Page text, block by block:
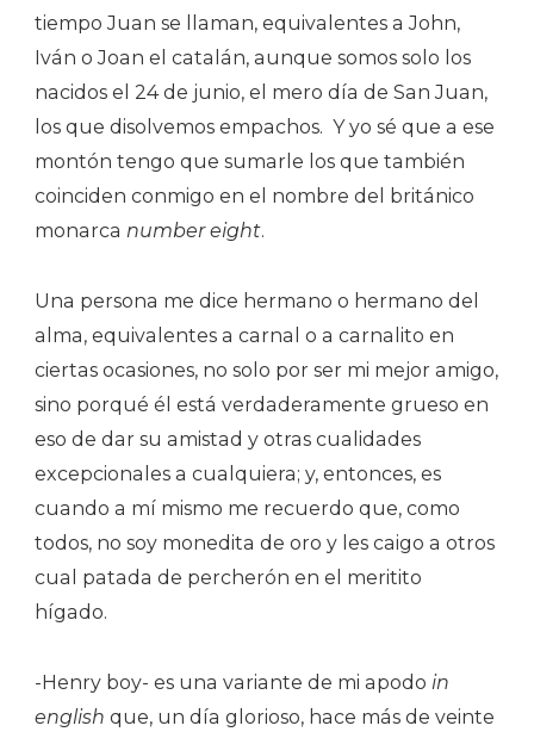
tiempo Juan se llaman, equivalentes a John,
Iván o Joan el catalán, aunque somos solo los
nacidos el 24 de junio, el mero día de San Juan,
los que disolvemos empachos. Y yo sé que a ese
montón tengo que sumarle los que también
coinciden conmigo en el nombre del británico
monarca number eight.
Una persona me dice hermano o hermano del
alma, equivalentes a carnal o a carnalito en
ciertas ocasiones, no solo por ser mi mejor amigo,
sino porqué él está verdaderamente grueso en
eso de dar su amistad y otras cualidades
excepcionales a cualquiera; y, entonces, es
cuando a mí mismo me recuerdo que, como
todos, no soy monedita de oro y les caigo a otros
cual patada de percherón en el meritito
hígado.
-Henry boy- es una variante de mi apodo in
english que, un día glorioso, hace más de veinte